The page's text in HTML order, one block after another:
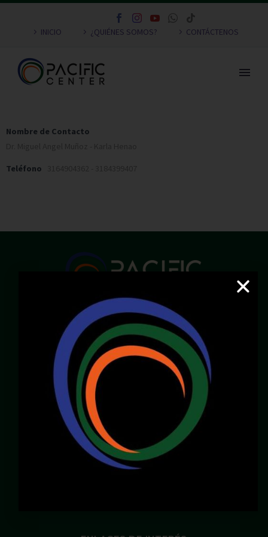
INICIO ¿QUIÉNES SOMOS? CONTÁCTENOS
Nombre de Contacto
Teléfono
servicioalcliente@pacificcenter.co
WhatsApp: 321 2609022
Dirección:Calle 36N # 6A – 65
Zona Chipichape, Cali – Valle – Colombia
LOCALES DISPONIBLES
Chirly Gilaberth:
3172196770
corporatewtccali@gmail.com